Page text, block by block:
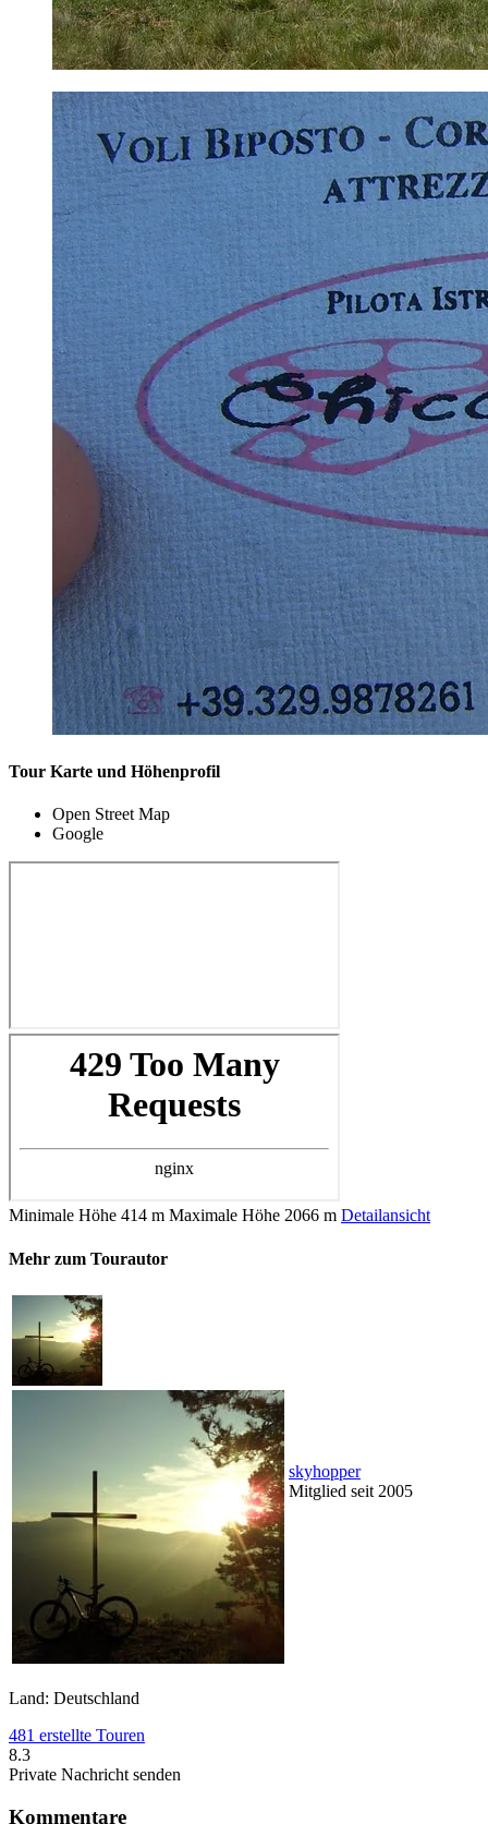
Tour Karte und Höhenprofil
Open Street Map
Google
Minimale Höhe 414 m Maximale Höhe 2066 m Detailansicht
Mehr zum Tourautor
skyhopper
Mitglied seit 2005
Land: Deutschland
481 erstellte Touren
8.3
Private Nachricht senden
Kommentare